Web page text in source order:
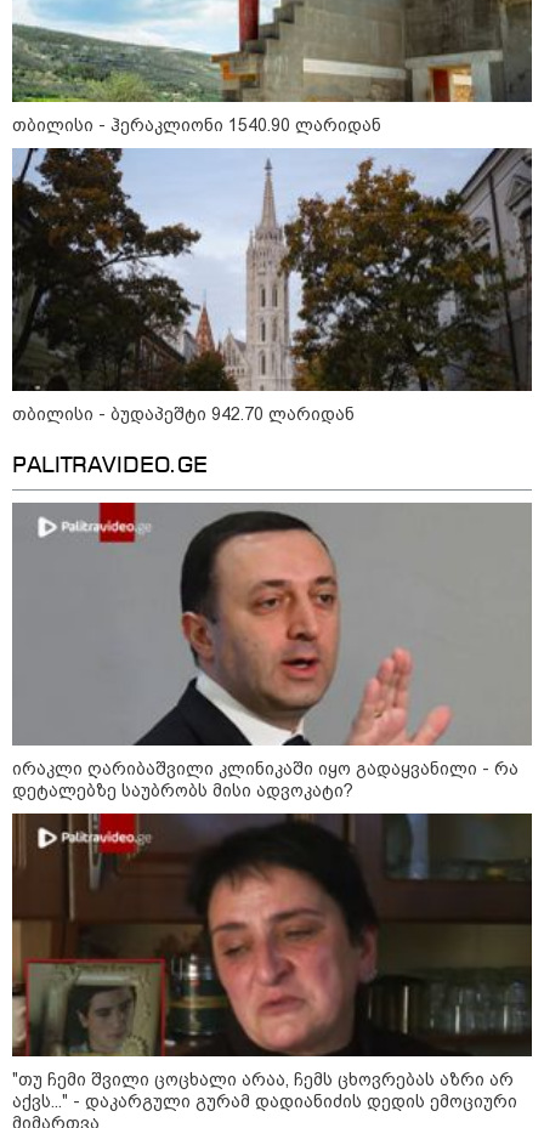
16:14 / 06-08-2026
"დღეს ვიმგზავრეთ
მატარებლით, რომელიც ახალი
სიჩქარით მოძრაობს, მანამდე
ბათუმამდე მგზავრობის დრო
იყო 5,5 საათი და ახლა არის 4
საათამდე შემცირებული" -
ირაკლი კობახიძე
15:17 / 06-08-2026
შემოსავლების სამსახურში
აზერბაიჯანული მედიის მიერ
გავრცელებულ ინფორმაციას
პასუხობენ
13:39 / 06-08-2026
ბაქომ საქართველოს საგარეო
უწყებას დიპლომატური ნოტა
საზღვარზე შეფერხებაა:
დეტალები
კატეგორიის ყველა სიახლე
თბილისი - ჰერაკლიონი 1540.90 ლარიდან
თბილისი - ბუდაპეშტი 942.70 ლარიდან
PALITRAVIDEO.GE
ირაკლი ღარიბაშვილი კლინიკაში იყო გადაყვანილი - რა
დეტალებზე საუბრობს მისი ადვოკატი?
"თუ ჩემი შვილი ცოცხალი არაა, ჩემს ცხოვრებას აზრი არ
აქვს..." - დაკარგული გურამ დადიანიძის დედის ემოციური
მიმართვა